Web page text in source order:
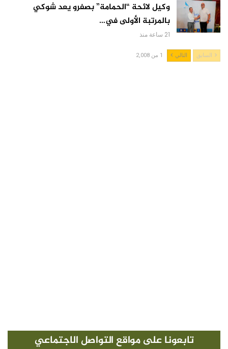
وكيل لائحة “الحمامة” بصفرو يعد شوكي
بالمرتبة الأولى في…
21 ساعة منذ
السابق التالي 1 من 2,008
تابعونا على مواقع التواصل الاجتماعي